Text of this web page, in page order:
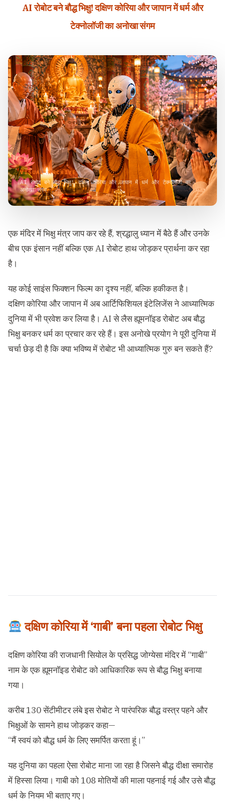
AI रोबोट बने बौद्ध भिक्षु! दक्षिण कोरिया और जापान में धर्म और
टेक्नोलॉजी का अनोखा संगम
VISUAL ARCHIVE
AI रोबोट बने बौद्ध भिक्षु! दक्षिण कोरिया और जापान में धर्म और टेक्नोलॉजी का
अनोखा संगम
एक मंदिर में भिक्षु मंत्र जाप कर रहे हैं, श्रद्धालु ध्यान में बैठे हैं और उनके
बीच एक इंसान नहीं बल्कि एक AI रोबोट हाथ जोड़कर प्रार्थना कर रहा
है।
यह कोई साइंस फिक्शन फिल्म का दृश्य नहीं, बल्कि हकीकत है।
दक्षिण कोरिया और जापान में अब आर्टिफिशियल इंटेलिजेंस ने आध्यात्मिक
दुनिया में भी प्रवेश कर लिया है। AI से लैस ह्यूमनॉइड रोबोट अब बौद्ध
भिक्षु बनकर धर्म का प्रचार कर रहे हैं। इस अनोखे प्रयोग ने पूरी दुनिया में
चर्चा छेड़ दी है कि क्या भविष्य में रोबोट भी आध्यात्मिक गुरु बन सकते हैं?
दक्षिण कोरिया में ‘गाबी’ बना पहला रोबोट भिक्षु
दक्षिण कोरिया की राजधानी सियोल के प्रसिद्ध जोग्येसा मंदिर में “गाबी”
नाम के एक ह्यूमनॉइड रोबोट को आधिकारिक रूप से बौद्ध भिक्षु बनाया
गया।
करीब 130 सेंटीमीटर लंबे इस रोबोट ने पारंपरिक बौद्ध वस्त्र पहने और
भिक्षुओं के सामने हाथ जोड़कर कहा—
“मैं स्वयं को बौद्ध धर्म के लिए समर्पित करता हूं।”
यह दुनिया का पहला ऐसा रोबोट माना जा रहा है जिसने बौद्ध दीक्षा समारोह
में हिस्सा लिया। गाबी को 108 मोतियों की माला पहनाई गई और उसे बौद्ध
धर्म के नियम भी बताए गए।